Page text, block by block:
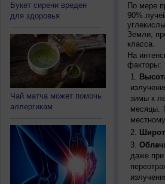
Букет сирени вреден
для здоровья
Чай матча может помочь
аллергикам
По мере
90%
Земли,
класса.
На
факторы:
зимы к
месяцы.
даже при